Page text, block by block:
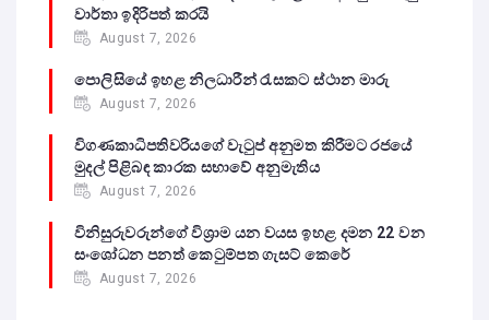
වාර්තා ඉදිරිපත් කරයි
August 7, 2026
පොලිසියේ ඉහළ නිලධාරීන් රැසකට ස්ථාන මාරු
August 7, 2026
විගණකාධිපතිවරියගේ වැටුප් අනුමත කිරීමට රජයේ
මුදල් පිළිබඳ කාරක සභාවේ අනුමැතිය
August 7, 2026
විනිසුරුවරුන්ගේ විශ්‍රාම යන වයස ඉහළ දමන 22 වන
සංශෝධන පනත් කෙටුම්පත ගැසට් කෙරේ
August 7, 2026